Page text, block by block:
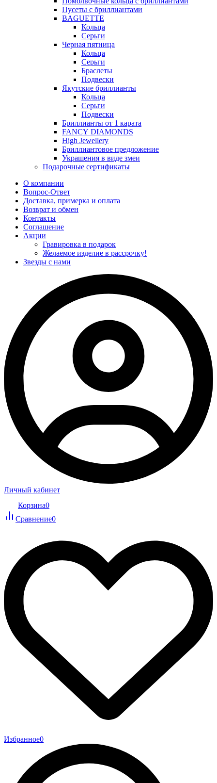
Пусеты с бриллиантами
BAGUETTE
Кольца
Серьги
Черная пятница
Кольца
Серьги
Браслеты
Подвески
Якутские бриллианты
Кольца
Серьги
Подвески
Бриллианты от 1 карата
FANCY DIAMONDS
High Jewellery
Бриллиантовое предложение
Украшения в виде змеи
Подарочные сертификаты
О компании
Вопрос-Ответ
Доставка, примерка и оплата
Возврат и обмен
Контакты
Соглашение
Акции
Гравировка в подарок
Желаемое изделие в рассрочку!
Звезды с нами
Личный кабинет
Корзина0
Сравнение0
Избранное0